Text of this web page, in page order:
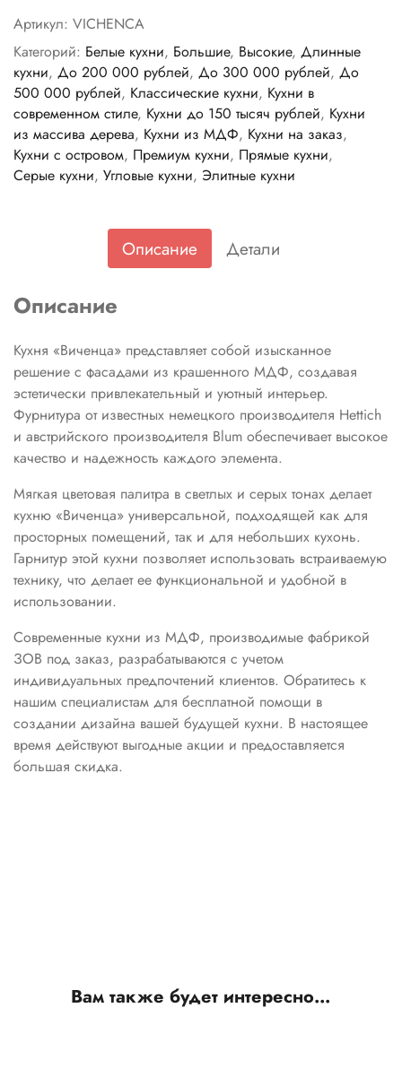
Артикул: VICHENCA
Категорий: Белые кухни, Большие, Высокие, Длинные
кухни, До 200 000 рублей, До 300 000 рублей, До
500 000 рублей, Классические кухни, Кухни в
современном стиле, Кухни до 150 тысяч рублей, Кухни
из массива дерева, Кухни из МДФ, Кухни на заказ,
Кухни с островом, Премиум кухни, Прямые кухни,
Серые кухни, Угловые кухни, Элитные кухни
Описание Детали
Описание
Кухня «Виченца» представляет собой изысканное
решение с фасадами из крашенного МДФ, создавая
эстетически привлекательный и уютный интерьер.
Фурнитура от известных немецкого производителя Hettich
и австрийского производителя Blum обеспечивает высокое
качество и надежность каждого элемента.
Мягкая цветовая палитра в светлых и серых тонах делает
кухню «Виченца» универсальной, подходящей как для
просторных помещений, так и для небольших кухонь.
Гарнитур этой кухни позволяет использовать встраиваемую
технику, что делает ее функциональной и удобной в
использовании.
Современные кухни из МДФ, производимые фабрикой
ЗОВ под заказ, разрабатываются с учетом
индивидуальных предпочтений клиентов. Обратитесь к
нашим специалистам для бесплатной помощи в
создании дизайна вашей будущей кухни. В настоящее
время действуют выгодные акции и предоставляется
большая скидка.
Вам также будет интересно…